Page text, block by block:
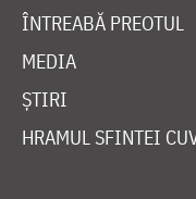
ÎNTREABĂ PREOTUL
MEDIA
ȘTIRI
HRAMUL SFINTEI